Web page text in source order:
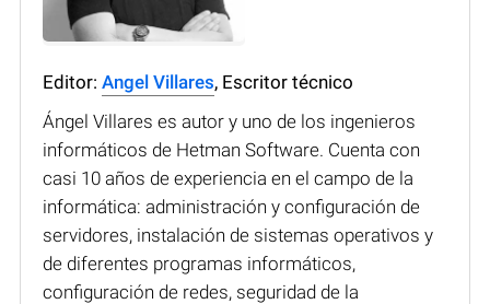
Editor: Angel Villares, Escritor técnico
Ángel Villares es autor y uno de los ingenieros
informáticos de Hetman Software. Cuenta con
casi 10 años de experiencia en el campo de la
informática: administración y configuración de
servidores, instalación de sistemas operativos y
de diferentes programas informáticos,
configuración de redes, seguridad de la